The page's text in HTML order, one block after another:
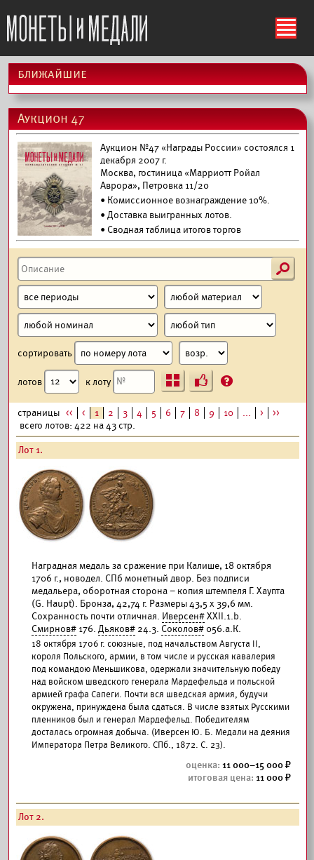
ś
ближайшие
Аукцион 47
Аукцион №47 «Награды России» состоялся 1
декабря 2007 г.
Москва, гостиница «Марриотт Ройал
Аврора», Петровка 11/20
• Комиссионное вознаграждение 10%.
• Доставка выигранных лотов.
• Сводная таблица итогов торгов
s
сортировать
лотов к лоту Ъ ?
страницы << < 1 2 3 4 5 6 7 8 9 10 ... >
>>
всего лотов: 422 на 43 стр.
Лот 1.
Наградная медаль за сражение при Калише, 18 октября
1706 г., новодел. СПб монетный двор. Без подписи
медальера, оборотная сторона – копия штемпеля Г. Хаупта
(G. Haupt). Бронза, 42,74 г. Размеры 43,5 х 39,6 мм.
Сохранность почти отличная. Иверсен#XXII.1.b.
Смирнов# 176. Дьяков# 24.3. Соколов# 056.а.К.
18 октября 1706 г. союзные, под начальством Августа II,
короля Польского, армии, в том числе и русская кавалерия
под командою Меньшикова, одержали значительную победу
над войском шведского генерала Мардефельда и польской
армией графа Сапеги. Почти вся шведская армия, будучи
окружена, принуждена была сдаться. В числе взятых Русскими
пленников был и генерал Мардефельд. Победителям
досталась огромная добыча. (Иверсен Ю. Б. Медали на деяния
Императора Петра Великого. СПб., 1872. С. 23).
11 000–15 000
11 000
Лот 2.